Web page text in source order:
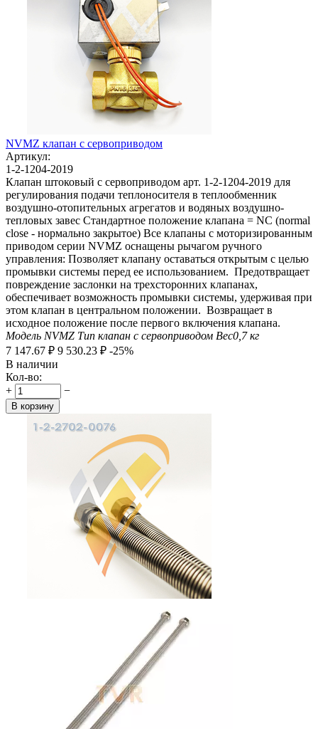
NVMZ клапан с сервоприводом
Артикул:
1-2-1204-2019
Клапан штоковый с сервоприводом арт. 1-2-1204-2019 для
регулирования подачи теплоносителя в теплообменник
воздушно-отопительных агрегатов и водяных воздушно-
тепловых завес Стандартное положение клапана = NC (normal
close - нормально закрытое) Все клапаны с моторизированным
приводом серии NVMZ оснащены рычагом ручного
управления: Позволяет клапану оставаться открытым с целью
промывки системы перед ее использованием. Предотвращает
повреждение заслонки на трехсторонних клапанах,
обеспечивает возможность промывки системы, удерживая при
этом клапан в центральном положении. Возвращает в
исходное положение после первого включения клапана.
Модель NVMZ Тип клапан с сервоприводом Вес0,7кг
7 147.67 ₽ 9 530.23 ₽ -25%
В наличии
Кол-во:
+
−
В корзину